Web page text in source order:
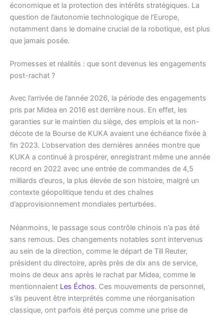
économique et la protection des intérêts stratégiques. La
question de l’autonomie technologique de l’Europe,
notamment dans le domaine crucial de la robotique, est plus
que jamais posée.
Promesses et réalités : que sont devenus les engagements
post-rachat ?
Avec l’arrivée de l’année 2026, la période des engagements
pris par Midea en 2016 est derrière nous. En effet, les
garanties sur le maintien du siège, des emplois et la non-
décote de la Bourse de KUKA avaient une échéance fixée à
fin 2023. L’observation des dernières années montre que
KUKA a continué à prospérer, enregistrant même une année
record en 2022 avec une entrée de commandes de 4,5
milliards d’euros, la plus élevée de son histoire, malgré un
contexte géopolitique tendu et des chaînes
d’approvisionnement mondiales perturbées.
Néanmoins, le passage sous contrôle chinois n’a pas été
sans remous. Des changements notables sont intervenus
au sein de la direction, comme le départ de Till Reuter,
président du directoire, après près de dix ans de service,
moins de deux ans après le rachat par Midea, comme le
mentionnaient Les Échos. Ces mouvements de personnel,
s’ils peuvent être interprétés comme une réorganisation
classique, ont parfois été perçus comme une prise de